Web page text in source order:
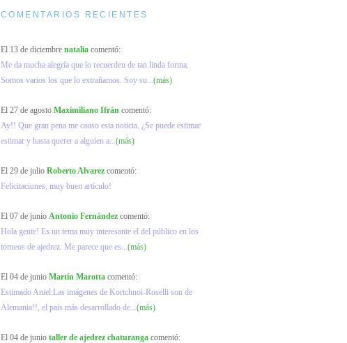
COMENTARIOS RECIENTES
El 13 de diciembre natalia comentó:
Me da mucha alegría que lo recuerden de tan linda forma.
Somos varios los que lo extrañamos. Soy su...(más)
El 27 de agosto Maximiliano Ifrán comentó:
Ay!! Que gran pena me causo esta noticia. ¿Se puede estimar
estimar y hasta querer a alguien a...(más)
El 29 de julio Roberto Alvarez comentó:
Felicitaciones, muy buen artículo!
El 07 de junio Antonio Fernández comentó:
Hola gente! Es un tema muy interesante el del público en los
torneos de ajedrez. Me parece que es...(más)
El 04 de junio Martín Marotta comentó:
Estimado Aniel:Las imágenes de Kortchnoi-Roselli son de
Alemania!!, el país más desarrollado de...(más)
El 04 de junio taller de ajedrez chaturanga comentó: